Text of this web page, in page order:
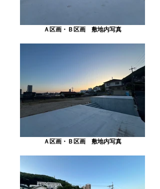
Ａ区画・Ｂ区画 敷地内写真
Ａ区画・Ｂ区画 敷地内写真